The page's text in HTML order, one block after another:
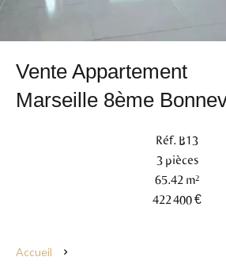
Vente Appartement
Marseille 8ème
Réf. B13
3 pièces
65.42 m²
422 400 €
Accueil